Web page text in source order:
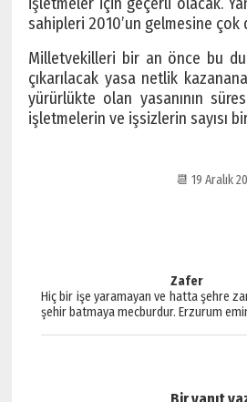
sahipleri 2010’un gelmesine çok
Milletvekilleri bir an önce bu
çıkarılacak yasa netlik
yürürlükte olan yasanının
işletmelerin ve işsizlerin sayısı
📆 19 Aralık
Zafer
Hiç bir işe yaramayan ve hatta şehre
şehir batmaya mecburdur. Erzurum
Bir yanıt